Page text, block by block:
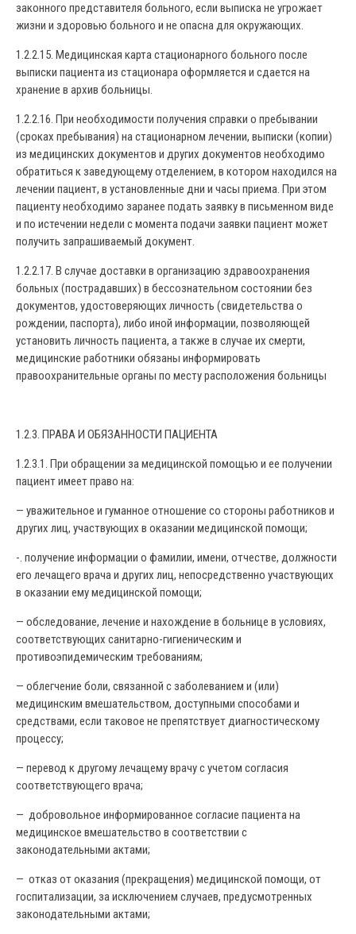
законного представителя больного, если выписка не угрожает
жизни и здоровью больного и не опасна для окружающих.
1.2.2.15. Медицинская карта стационарного больного после
выписки пациента из стационара оформляется и сдается на
хранение в архив больницы.
1.2.2.16. При необходимости получения справки о пребывании
(сроках пребывания) на стационарном лечении, выписки (копии)
из медицинских документов и других документов необходимо
обратиться к заведующему отделением, в котором находился на
лечении пациент, в установленные дни и часы приема. При этом
пациенту необходимо заранее подать заявку в письменном виде
и по истечении недели с момента подачи заявки пациент может
получить запрашиваемый документ.
1.2.2.17. В случае доставки в организацию здравоохранения
больных (пострадавших) в бессознательном состоянии без
документов, удостоверяющих личность (свидетельства о
рождении, паспорта), либо иной информации, позволяющей
установить личность пациента, а также в случае их смерти,
медицинские работники обязаны информировать
правоохранительные органы по месту расположения больницы
1.2.3. ПРАВА И ОБЯЗАННОСТИ ПАЦИЕНТА
1.2.3.1. При обращении за медицинской помощью и ее получении
пациент имеет право на:
— уважительное и гуманное отношение со стороны работников и
других лиц, участвующих в оказании медицинской помощи;
-. получение информации о фамилии, имени, отчестве, должности
его лечащего врача и других лиц, непосредственно участвующих
в оказании ему медицинской помощи;
— обследование, лечение и нахождение в больнице в условиях,
соответствующих санитарно-гигиеническим и
противоэпидемическим требованиям;
— облегчение боли, связанной с заболеванием и (или)
медицинским вмешательством, доступными способами и
средствами, если таковое не препятствует диагностическому
процессу;
— перевод к другому лечащему врачу с учетом согласия
соответствующего врача;
— добровольное информированное согласие пациента на
медицинское вмешательство в соответствии с
законодательными актами;
— отказ от оказания (прекращения) медицинской помощи, от
госпитализации, за исключением случаев, предусмотренных
законодательными актами;